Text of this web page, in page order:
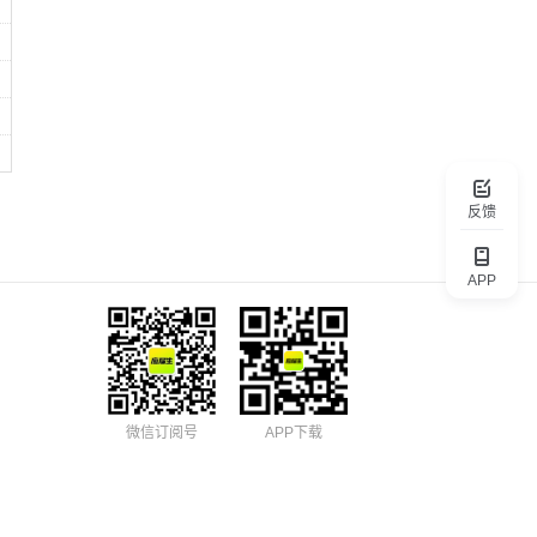
反馈
APP
APP下载
微信订阅号